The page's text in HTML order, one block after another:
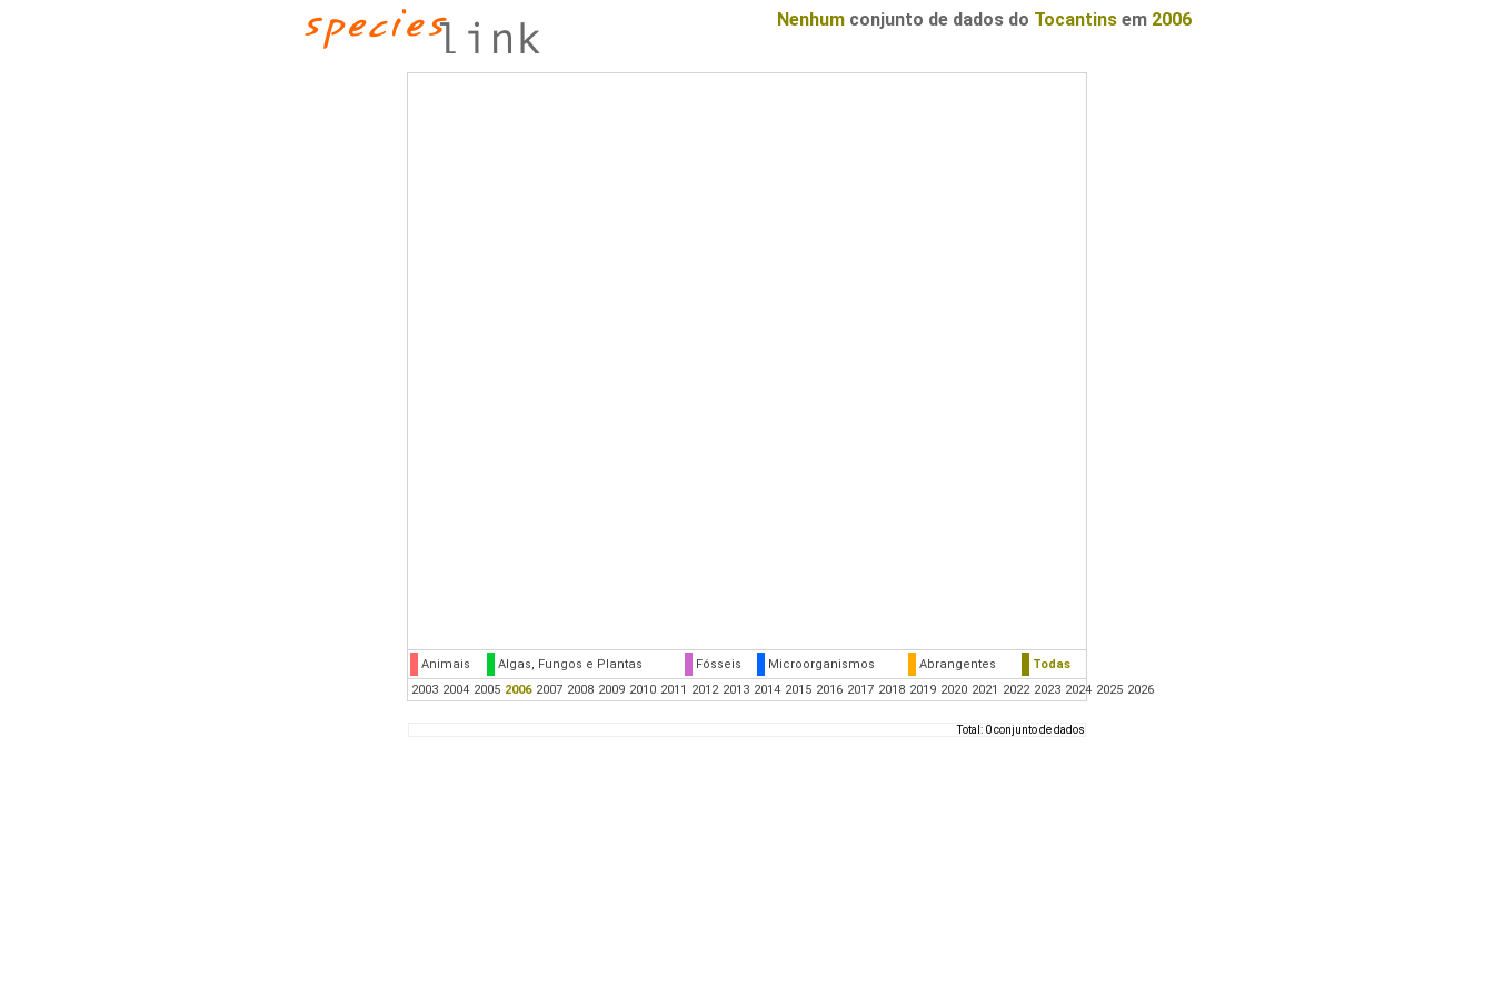
Nenhum conjunto de dados do Tocantins em 2006
Animais Algas, Fungos e Plantas Fósseis Microorganismos Abrangentes
Todas
2003 2004 2005 2006 2007 2008 2009 2010 2011 2012 2013 2014 2015 2016 2017 2018 2019 2020 2021 2022 2023 2024 2025 2026
Total: 0 conjunto de dados